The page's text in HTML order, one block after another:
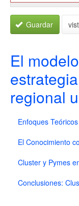
Guardar
El
regional
Enfoques
El Conocimiento
Cluster y Pymes
Conclusiones: